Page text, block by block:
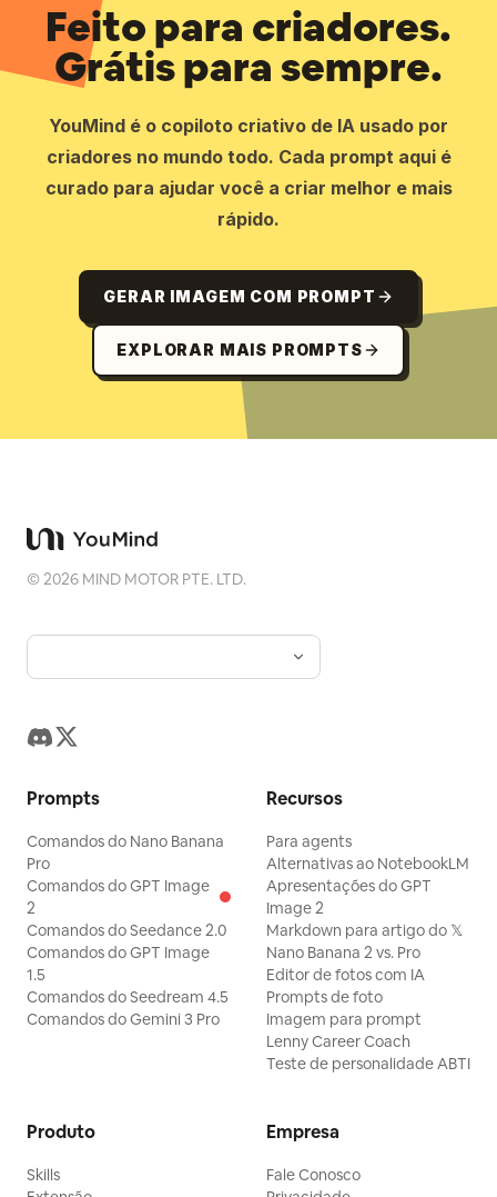
Feito para criadores.
Grátis para sempre.
YouMind é o copiloto criativo de IA usado por
criadores no mundo todo. Cada prompt aqui é
curado para ajudar você a criar melhor e mais
rápido.
GERAR IMAGEM COM PROMPT
EXPLORAR MAIS PROMPTS
©2026 MIND MOTOR PTE. LTD.
Prompts
Comandos do Nano Banana
Pro
Comandos do GPT Image
2
Comandos do Seedance 2.0
Comandos do GPT Image
1.5
Comandos do Seedream 4.5
Comandos do Gemini 3 Pro
Recursos
Para agents
Alternativas ao NotebookLM
Apresentações do GPT
Image 2
Markdown para artigo do 𝕏
Nano Banana 2 vs. Pro
Editor de fotos com IA
Prompts de foto
Imagem para prompt
Lenny Career Coach
Teste de personalidade ABTI
Produto
Skills
Empresa
Fale Conosco